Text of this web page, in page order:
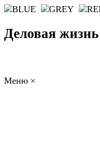
Деловая жизнь
Меню ×